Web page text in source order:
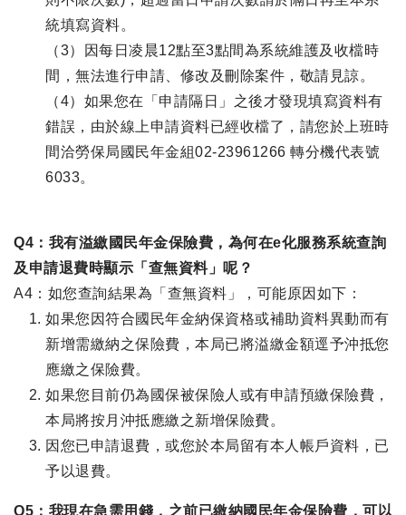
統填寫資料。
（3）因每日凌晨12點至3點間為系統維護及收檔時
間，無法進行申請、修改及刪除案件，敬請見諒。
（4）如果您在「申請隔日」之後才發現填寫資料有
錯誤，由於線上申請資料已經收檔了，請您於上班時
間洽勞保局國民年金組02-23961266 轉分機代表號
6033。
Q4：我有溢繳國民年金保險費，為何在e化服務系統查詢
及申請退費時顯示「查無資料」呢？
A4：如您查詢結果為「查無資料」，可能原因如下：
如果您因符合國民年金納保資格或補助資料異動而有
新增需繳納之保險費，本局已將溢繳金額逕予沖抵您
應繳之保險費。
如果您目前仍為國保被保險人或有申請預繳保險費，
本局將按月沖抵應繳之新增保險費。
因您已申請退費，或您於本局留有本人帳戶資料，已
予以退費。
Q5：我現在急需用錢，之前已繳納國民年金保險費，可以